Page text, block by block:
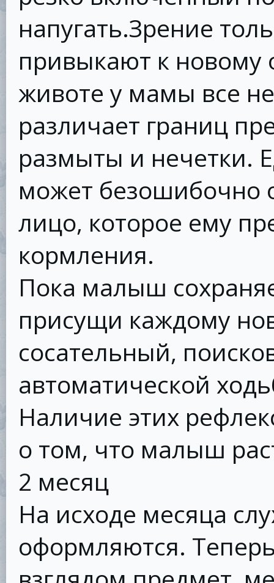
напугать.Зрение
привыкают к
животе у мамы все
различает границ
размыты и нечетки.
может безошибочно
лицо, которое ему
кормления.
Пока малыш
присущи каждому
сосательный,
автоматической
Наличие этих
о том, что малыш
2 месяц
На исходе месяца
оформляются.